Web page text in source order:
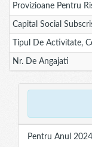
Provizioane Pentru
Capital Social
Tipul De Activitate,
Nr. De Angajati
Pentru Anul 2024